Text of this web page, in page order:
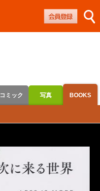
コミック 写真 BOOKS